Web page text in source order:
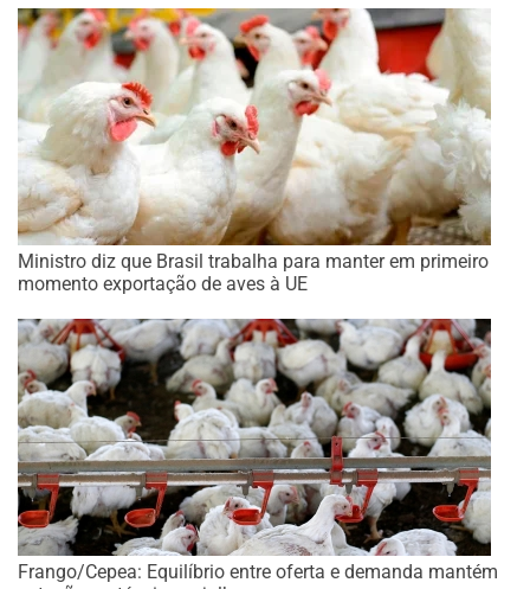
Ministro diz que Brasil trabalha para manter em primeiro
momento exportação de aves à UE
Frango/Cepea: Equilíbrio entre oferta e demanda mantém